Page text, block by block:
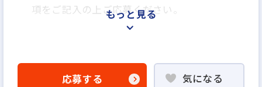
項をご記入の上ご応募ください。
「応募する」よりエントリー
もっと見る
応募する 気になる